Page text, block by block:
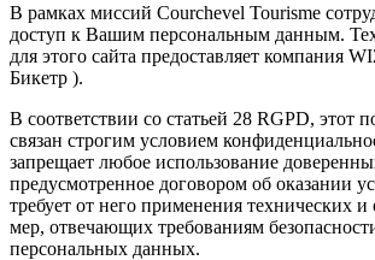
В рамках миссий Courchevel Tourisme
доступ к Вашим персональным данным.
для этого сайта предоставляет компания
Бикетр ).
В соответствии со статьей 28 RGPD, этот
связан строгим условием
запрещает любое использование
предусмотренное договором об оказании
требует от него применения технических
мер, отвечающих требованиям
персональных данных.